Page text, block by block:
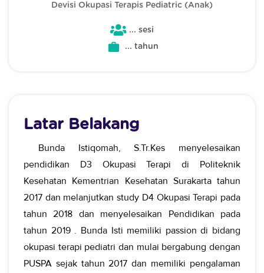
Devisi Okupasi Terapis Pediatric (Anak)
... sesi
... tahun
Latar Belakang
Bunda Istiqomah, S.Tr.Kes menyelesaikan
pendidikan D3 Okupasi Terapi di Politeknik
Kesehatan Kementrian Kesehatan Surakarta tahun
2017 dan melanjutkan study D4 Okupasi Terapi pada
tahun 2018 dan menyelesaikan Pendidikan pada
tahun 2019 . Bunda Isti memiliki passion di bidang
okupasi terapi pediatri dan mulai bergabung dengan
PUSPA sejak tahun 2017 dan memiliki pengalaman